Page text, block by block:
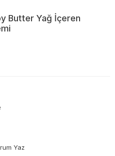
Butter Yağ İçeren
Yaz